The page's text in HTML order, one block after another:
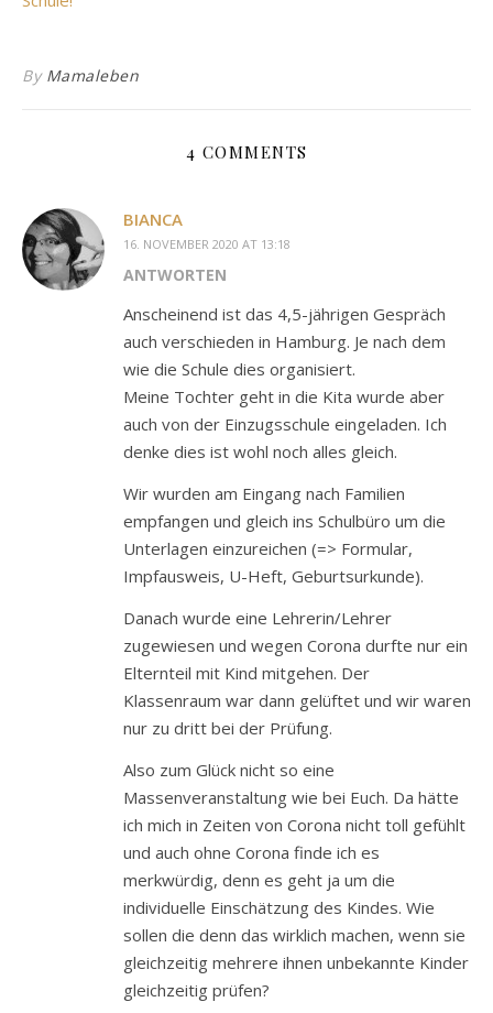
By Mamaleben
4 COMMENTS
BIANCA
16. NOVEMBER 2020 AT 13:18
ANTWORTEN
Anscheinend ist das 4,5-jährigen Gespräch
auch verschieden in Hamburg. Je nach dem
wie die Schule dies organisiert.
Meine Tochter geht in die Kita wurde aber
auch von der Einzugsschule eingeladen. Ich
denke dies ist wohl noch alles gleich.
Wir wurden am Eingang nach Familien
empfangen und gleich ins Schulbüro um die
Unterlagen einzureichen (=> Formular,
Impfausweis, U-Heft, Geburtsurkunde).
Danach wurde eine Lehrerin/Lehrer
zugewiesen und wegen Corona durfte nur ein
Elternteil mit Kind mitgehen. Der
Klassenraum war dann gelüftet und wir waren
nur zu dritt bei der Prüfung.
Also zum Glück nicht so eine
Massenveranstaltung wie bei Euch. Da hätte
ich mich in Zeiten von Corona nicht toll gefühlt
und auch ohne Corona finde ich es
merkwürdig, denn es geht ja um die
individuelle Einschätzung des Kindes. Wie
sollen die denn das wirklich machen, wenn sie
gleichzeitig mehrere ihnen unbekannte Kinder
gleichzeitig prüfen?